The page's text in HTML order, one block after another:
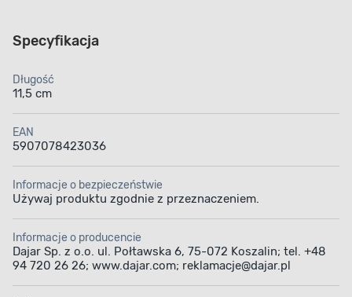
Specyfikacja
Długość
11,5 cm
EAN
5907078423036
Informacje o bezpieczeństwie
Używaj produktu zgodnie z przeznaczeniem.
Informacje o producencie
Dajar Sp. z o.o. ul. Połtawska 6, 75-072 Koszalin; tel. +48
94 720 26 26; www.dajar.com; reklamacje@dajar.pl